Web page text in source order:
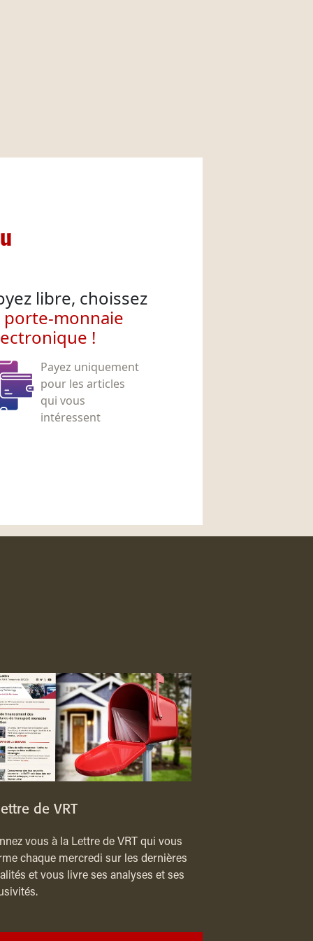
libre, choissez
porte-monnaie
!
Payez uniquement
pour les articles
qui vous
intéressent
de VRT
vous à la Lettre de VRT qui vous
chaque mercredi sur les dernières
et vous livre ses analyses et ses